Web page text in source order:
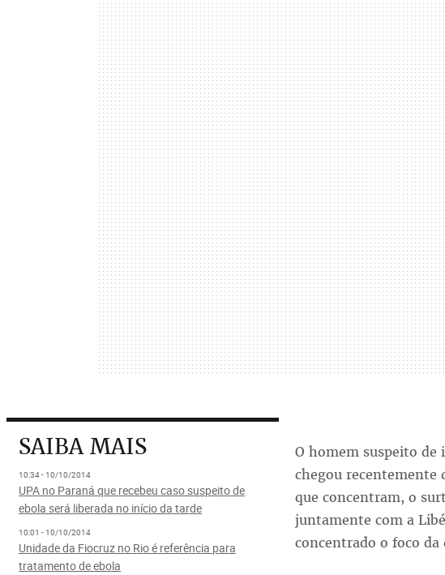
SAIBA MAIS
10:34 - 10/10/2014
UPA no Paraná que recebeu caso suspeito de
ebola será liberada no início da tarde
10:01 - 10/10/2014
Unidade da Fiocruz no Rio é referência para
tratamento de ebola
O homem suspeito de
chegou recentemente
que concentram, o
juntamente com a
concentrado o foco da